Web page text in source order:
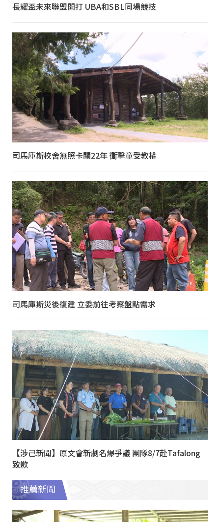
長耀盃未來聯盟開打 UBA和SBL同場競技
司馬庫斯校舍無照卡關22年 衝擊童受教權
司馬庫斯災後復建 立委前往考察盤點需求
【涉己新聞】原文會新劇名爆爭議 團隊8/7赴Tafalong
致歉
推薦新聞